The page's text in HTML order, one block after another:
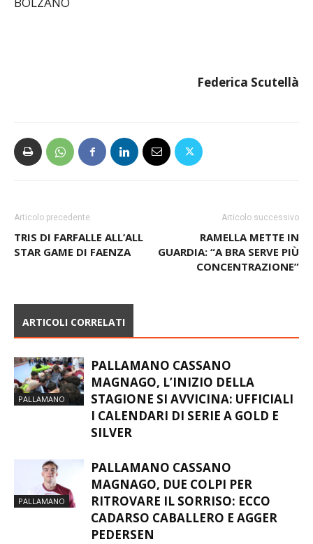
Federica Scutellà
Articolo precedente
TRIS DI FARFALLE ALL’ALL
STAR GAME DI FAENZA
Articolo successivo
RAMELLA METTE IN
GUARDIA: “A BRA SERVE PIÙ
CONCENTRAZIONE”
ARTICOLI CORRELATI
PALLAMANO
PALLAMANO CASSANO
MAGNAGO, L’INIZIO DELLA
STAGIONE SI AVVICINA: UFFICIALI
I CALENDARI DI SERIE A GOLD E
SILVER
PALLAMANO
PALLAMANO CASSANO
MAGNAGO, DUE COLPI PER
RITROVARE IL SORRISO: ECCO
CADARSO CABALLERO E AGGER
PEDERSEN